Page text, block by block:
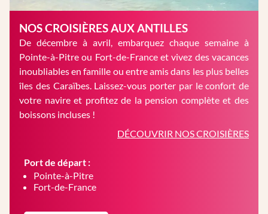
NOS CROISIÈRES AUX ANTILLES
De décembre à avril, embarquez chaque semaine à
Pointe-à-Pitre ou Fort-de-France et vivez des vacances
inoubliables en famille ou entre amis dans les plus belles
îles des Caraïbes. Laissez-vous porter par le confort de
votre navire et profitez de la pension complète et des
boissons incluses !
DÉCOUVRIR NOS CROISIÈRES
Port de départ :
Pointe-à-Pitre
Fort-de-France